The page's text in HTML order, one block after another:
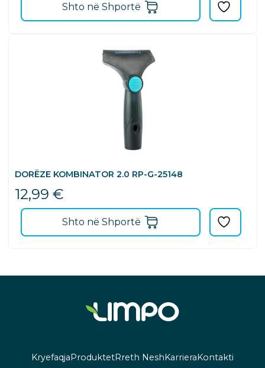
Shto në Shportë
DORËZE KOMBINATOR 2.0 RP-G-25148
12,99 €
Shto në Shportë
KryefaqjaProduktetRreth NeshKarrieraKontakti